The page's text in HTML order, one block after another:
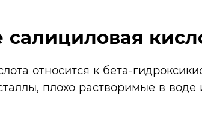
салициловая
относится к бета-
плохо растворимые в